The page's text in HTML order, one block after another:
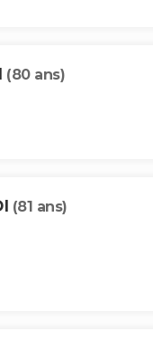
(80 ans)
(81 ans)